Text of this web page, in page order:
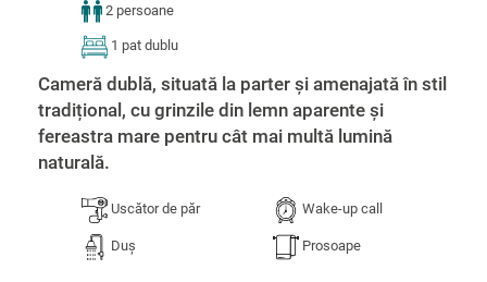
2 persoane
1 pat dublu
Cameră dublă, situată la parter și amenajată în stil
tradițional, cu grinzile din lemn aparente și
fereastra mare pentru cât mai multă lumină
naturală.
Uscător de păr
Duș
Wake-up call
Prosoape